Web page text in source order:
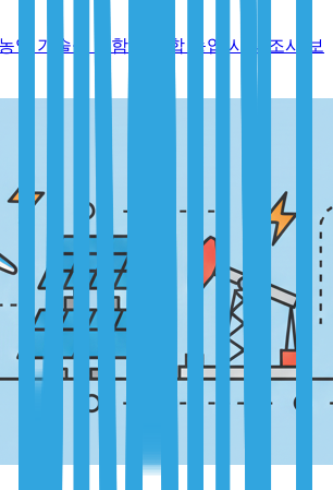
업 기술을 포함한 종합 농업 시장 조사 보